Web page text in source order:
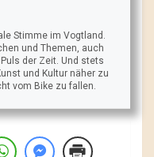
Stimme im Vogtland.
und Themen, auch
der Zeit. Und stets
und Kultur näher zu
vom Bike zu fallen.